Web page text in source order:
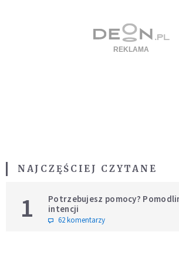
NAJCZĘŚCIEJ CZYTANE
1
Potrzebujesz pomocy?
intencji
62 komentarzy